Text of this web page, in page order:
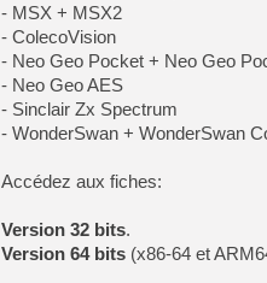
- MSX + MSX2
- ColecoVision
- Neo Geo Pocket + Neo Geo
- Neo Geo AES
- Sinclair Zx Spectrum
- WonderSwan + WonderSwan
Accédez aux fiches:
Version 32 bits.
Version 64 bits (x86-64 et